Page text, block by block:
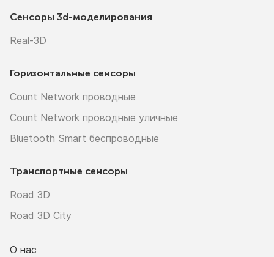
Сенсоры 3d-моделирования
Real-3D
Горизонтальные сенсоры
Count Network проводные
Count Network проводные уличные
Bluetooth Smart беспроводные
Транспортные сенсоры
Road 3D
Road 3D City
О нас